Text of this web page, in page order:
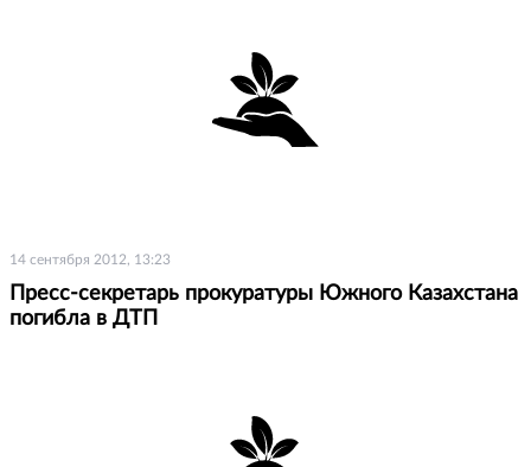
14 сентября 2012, 13:23
Пресс-секретарь прокуратуры Южного Казахстана
погибла в ДТП